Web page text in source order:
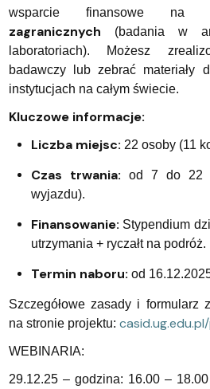
wsparcie finansowe na
zagranicznych (badania w
laboratoriach). Możesz
badawczy lub zebrać materiały
instytucjach na całym świecie.
Kluczowe informacje:
Liczba miejsc: 22 osoby (11
Czas trwania: od 7 do 22
wyjazdu).
Finansowanie: Stypendium
utrzymania + ryczałt na podróż.
Termin naboru: od
Szczegółowe zasady i formularz
na stronie projektu:
WEBINARIA:
29.12.25 – godzina: 16.00 –